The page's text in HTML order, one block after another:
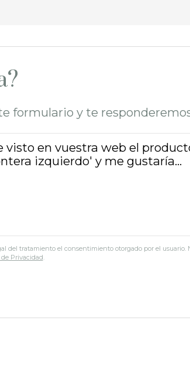
formulario y te
tratamiento el consentimiento otorgado por el usuario.
Privacidad.